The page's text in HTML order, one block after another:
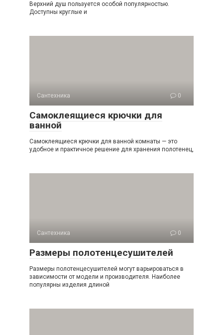
Верхний душ пользуется особой популярностью.
Доступны круглые и
Сантехника 0
Самоклеящиеся крючки для
ванной
Самоклеящиеся крючки для ванной комнаты — это
удобное и практичное решение для хранения полотенец,
Сантехника 0
Размеры полотенцесушителей
Размеры полотенцесушителей могут варьироваться в
зависимости от модели и производителя. Наиболее
популярны изделия длиной